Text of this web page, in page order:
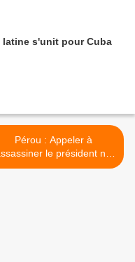
latine s'unit pour Cuba
Pérou : Appeler à
le président ne
pas partie de la liberté